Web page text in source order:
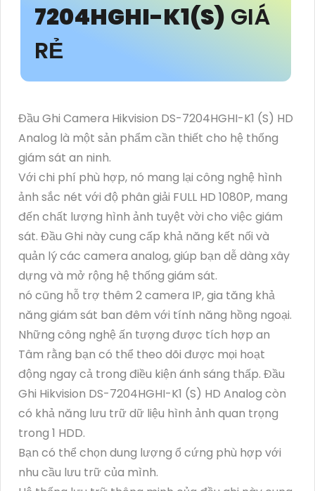
7204HGHI-K1(S) GIÁ
RẺ
Đầu Ghi Camera Hikvision DS-7204HGHI-K1 (S) HD
Analog là một sản phẩm cần thiết cho hệ thống
giám sát an ninh.
Với chi phí phù hợp, nó mang lại công nghệ hình
ảnh sắc nét với độ phân giải FULL HD 1080P, mang
đến chất lượng hình ảnh tuyệt vời cho việc giám
sát. Đầu Ghi này cung cấp khả năng kết nối và
quản lý các camera analog, giúp bạn dễ dàng xây
dựng và mở rộng hệ thống giám sát.
nó cũng hỗ trợ thêm 2 camera IP, gia tăng khả
năng giám sát ban đêm với tính năng hồng ngoại.
Những công nghệ ấn tượng được tích hợp an
Tâm rằng bạn có thể theo dõi được mọi hoạt
động ngay cả trong điều kiện ánh sáng thấp. Đầu
Ghi Hikvision DS-7204HGHI-K1 (S) HD Analog còn
có khả năng lưu trữ dữ liệu hình ảnh quan trọng
trong 1 HDD.
Bạn có thể chọn dung lượng ổ cứng phù hợp với
nhu cầu lưu trữ của mình.